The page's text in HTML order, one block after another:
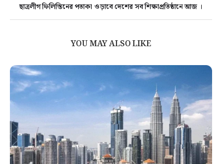
ছাত্রলীগ ফিলিস্তিনের পতাকা ওড়াবে দেশের সব শিক্ষাপ্রতিষ্ঠানে আজ ।
YOU MAY ALSO LIKE